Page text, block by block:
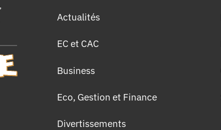
Actualités
EC et CAC
Business
Eco, Gestion et Finance
Divertissements